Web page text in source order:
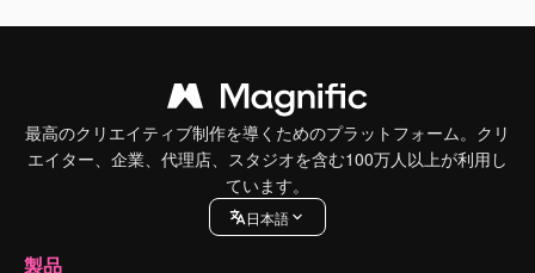
最高のクリエイティブ制作を導くためのプラットフォーム。クリ
エイター、企業、代理店、スタジオを含む100万人以上が利用し
ています。
日本語
製品